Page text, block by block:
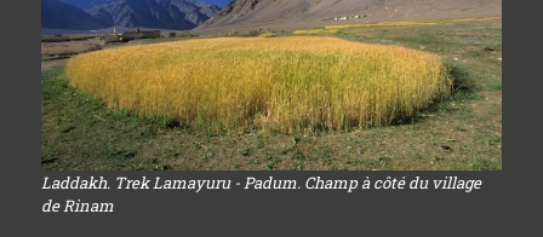
Laddakh. Trek Lamayuru - Padum. Champ à côté du village
de Rinam